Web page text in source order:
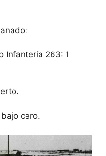
Infantería 263: 1
cero.